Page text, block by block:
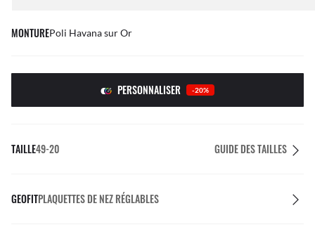
MONTUREPoli Havana sur Or
PERSONNALISER -20%
TAILLE49-20 GUIDE DES TAILLES
GEOFITPLAQUETTES DE NEZ RÉGLABLES